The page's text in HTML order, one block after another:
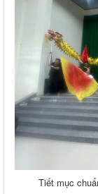
Tiết mục